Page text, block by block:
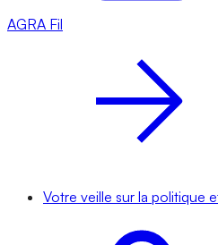
AGRA Fil
Votre veille sur la politique